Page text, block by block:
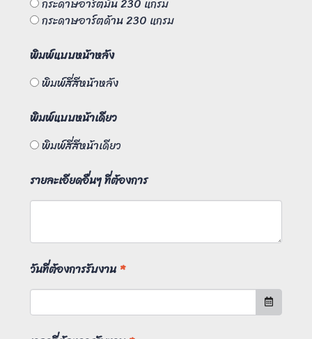
กระดาษอาร์ตด้าน 230 แกรม
พิมพ์แบบหน้าหลัง
พิมพ์สี่สีหน้าหลัง
พิมพ์แบบหน้าเดียว
พิมพ์สี่สีหน้าเดียว
รายละเอียดอื่นๆ ที่ต้องการ
วันที่ต้องการรับงาน *